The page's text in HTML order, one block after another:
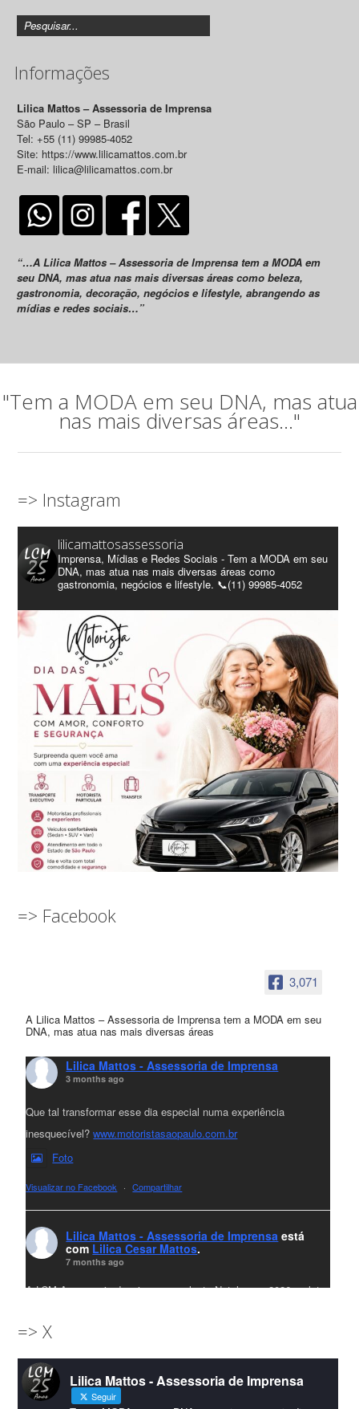
Informações
Lilica Mattos – Assessoria de Imprensa
São Paulo – SP – Brasil
Tel: +55 (11) 99985-4052
Site: https://www.lilicamattos.com.br
E-mail: lilica@lilicamattos.com.br
“…A Lilica Mattos – Assessoria de Imprensa tem a MODA em
seu DNA, mas atua nas mais diversas áreas como beleza,
gastronomia, decoração, negócios e lifestyle, abrangendo as
mídias e redes sociais…”
"Tem a MODA em seu DNA, mas atua
nas mais diversas áreas..."
=> Instagram
lilicamattosassessoria
Imprensa, Mídias e Redes Sociais - Tem a MODA em seu
DNA, mas atua nas mais diversas áreas como
gastronomia, negócios e lifestyle. 📞(11) 99985-4052
=> Facebook
3,071
A Lilica Mattos – Assessoria de Imprensa tem a MODA em seu
DNA, mas atua nas mais diversas áreas
Lilica Mattos - Assessoria de Imprensa
3 months ago
Que tal transformar esse dia especial numa experiência
inesquecível?www.motoristasaopaulo.com.br
Foto
Visualizar no Facebook · Compartilhar
Lilica Mattos - Assessoria de Imprensa está
com Lilica Cesar Mattos.
7 months ago
A LCM Assessoria deseja um excelente Natal e um 2026 repleto
amigos que sempre nos acompanham!🎄✨🥂❤️
#lcmassessoriassessoria#natal #merrychristmas #felizanonovo
#HappyNewYear
=> X
Lilica Mattos - Assessoria de Imprensa
Seguir